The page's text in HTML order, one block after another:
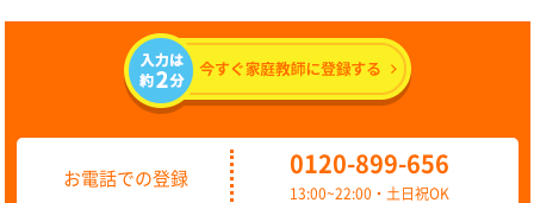
お電話での登録
0120-899-656
13:00~22:00・土日祝OK